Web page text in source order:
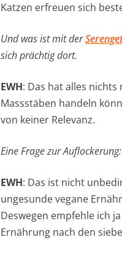
Katzen erfreuen sich
Und was ist mit der
sich prächtig dort.
EWH: Das hat alles
Massstäben handeln
von keiner Relevanz.
Eine Frage zur
EWH: Das ist nicht
ungesunde vegane
Deswegen empfehle ich
Ernährung nach den